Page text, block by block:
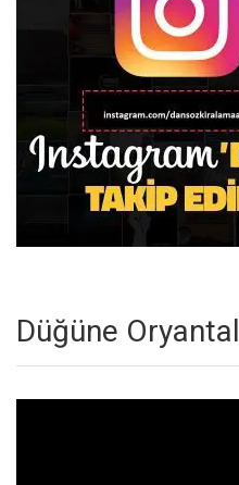
Düğüne